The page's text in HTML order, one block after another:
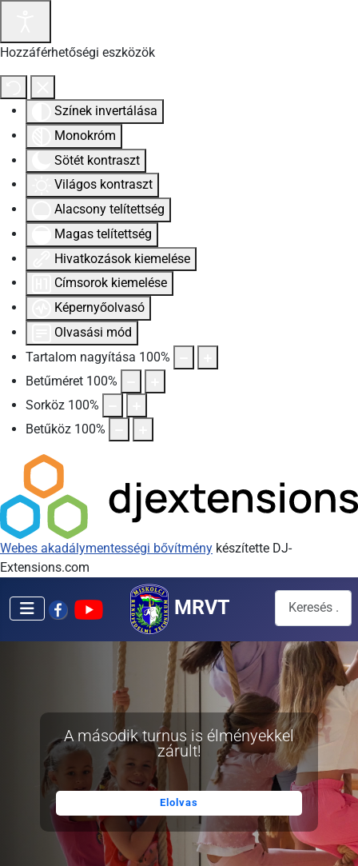
Hozzáférhetőségi eszközök
Színek invertálása
Monokróm
Sötét kontraszt
Világos kontraszt
Alacsony telítettség
Magas telítettség
Hivatkozások kiemelése
Címsorok kiemelése
Képernyőolvasó
Olvasási mód
Tartalom nagyítása 100%
Betűméret 100%
Sorköz 100%
Betűköz 100%
Webes akadálymentességi bővítmény készítette DJ-
Extensions.com
MRVT Keresés...
A második turnus is élményekkel
zárult!
Elolvas